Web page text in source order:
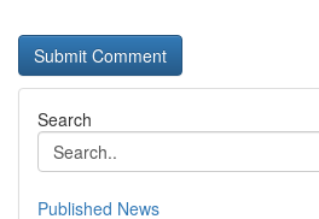
Search
Published News